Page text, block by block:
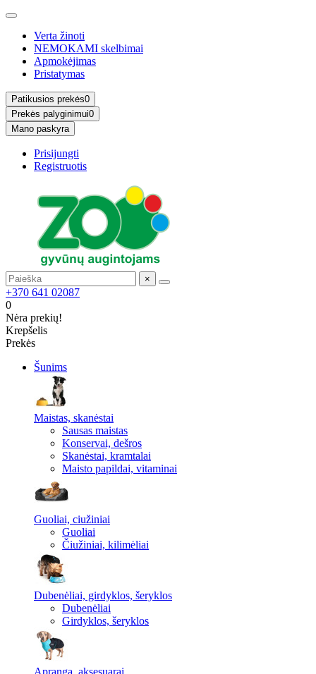
Verta žinoti
NEMOKAMI skelbimai
Apmokėjimas
Pristatymas
Patikusios prekės0
Prekės palyginimui0
Mano paskyra
Prisijungti
Registruotis
×
+370 641 02087
0
Nėra prekių!
Krepšelis
Prekės
Šunims
Maistas, skanėstai
Sausas maistas
Konservai, dešros
Skanėstai, kramtalai
Maisto papildai, vitaminai
Guoliai, ciužiniai
Guoliai
Čiužiniai, kilimėliai
Dubenėliai, girdyklos, šeryklos
Dubenėliai
Girdyklos, šeryklos
Apranga, aksesuarai